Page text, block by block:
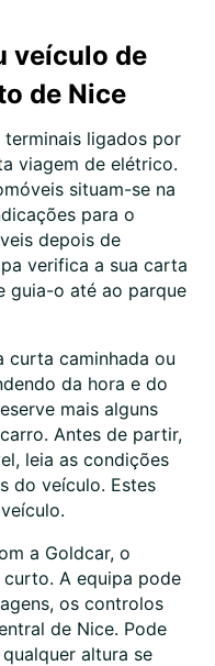
veículo de
de Nice
ligados por
viagem de elétrico.
situam-se na
para o
depois de
verifica a sua carta
guia-o até ao parque
curta caminhada ou
da hora e do
mais alguns
Antes de partir,
leia as condições
do veículo. Estes
a Goldcar, o
A equipa pode
os controlos
de Nice. Pode
altura se